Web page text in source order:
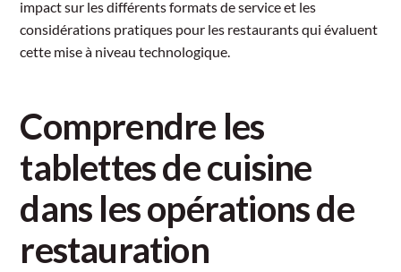
impact sur les différents formats de service et les
considérations pratiques pour les restaurants qui évaluent
cette mise à niveau technologique.
Comprendre les
tablettes de cuisine
dans les opérations de
restauration